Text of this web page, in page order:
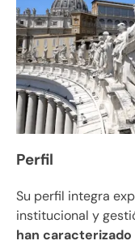
Perfil
Su perfil integra
institucional y
han